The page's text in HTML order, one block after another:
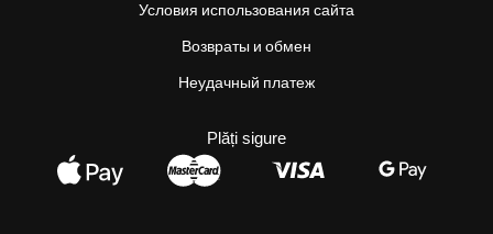
Условия использования сайта
Возвраты и обмен
Неудачный платеж
Plăți sigure